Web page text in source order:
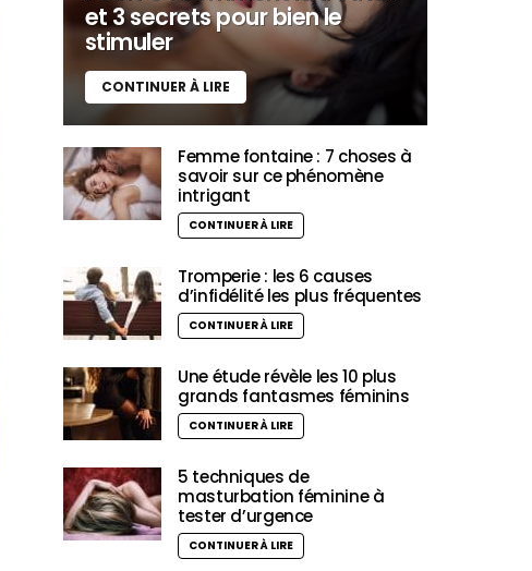
et 3 secrets pour bien le
stimuler
CONTINUER À LIRE
Femme fontaine : 7 choses à
savoir sur ce phénomène
intrigant
CONTINUER À LIRE
Tromperie : les 6 causes
d’infidélité les plus fréquentes
CONTINUER À LIRE
Une étude révèle les 10 plus
grands fantasmes féminins
CONTINUER À LIRE
5 techniques de
masturbation féminine à
tester d’urgence
CONTINUER À LIRE